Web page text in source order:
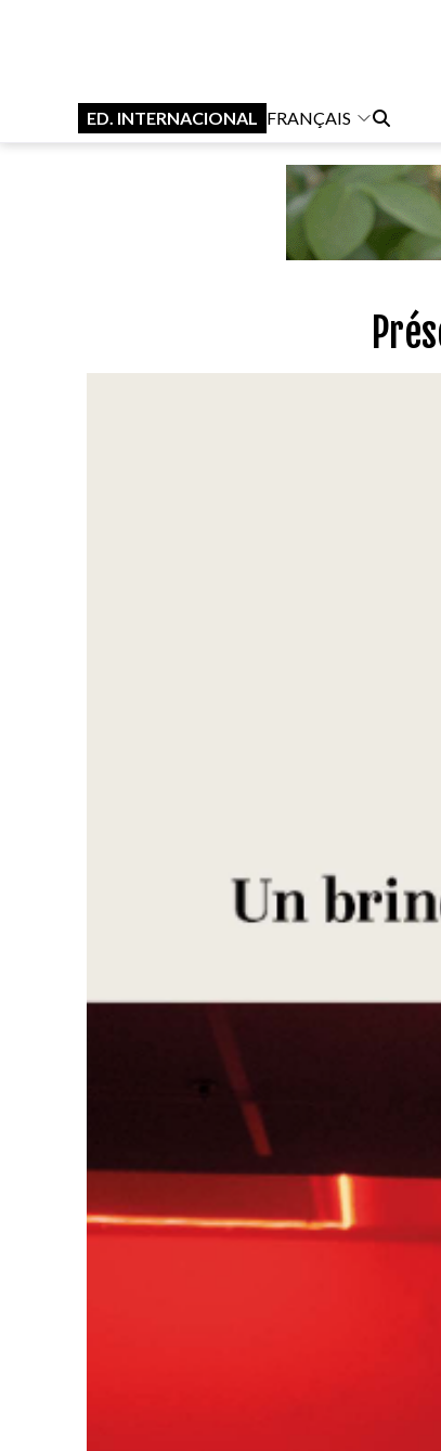
ED. INTERNACIONAL FRANÇAIS